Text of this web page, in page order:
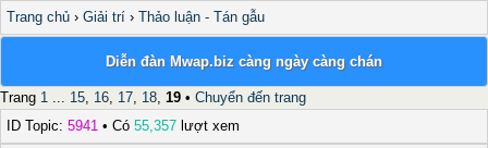
Trang chủ › Giải trí › Thảo luận - Tán gẫu
Diễn đàn Mwap.biz càng ngày càng chán
Trang 1 ... 15, 16, 17, 18, 19 • Chuyển đến trang
ID Topic: 5941 • Có 55,357 lượt xem